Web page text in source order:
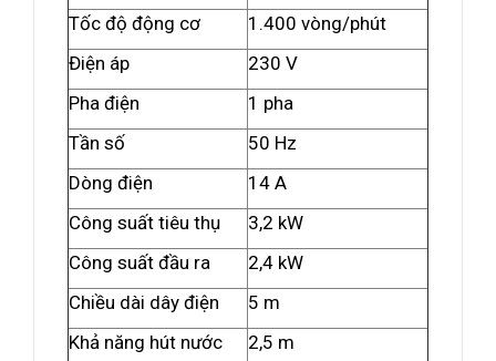
Tốc độ động cơ
1.400 vòng/phút
Điện áp
230 V
Pha điện
1 pha
Tần số
50 Hz
Dòng điện
14 A
Công suất tiêu thụ
3,2 kW
Công suất đầu ra
2,4 kW
Chiều dài dây điện
5 m
Khả năng hút nước
2,5 m